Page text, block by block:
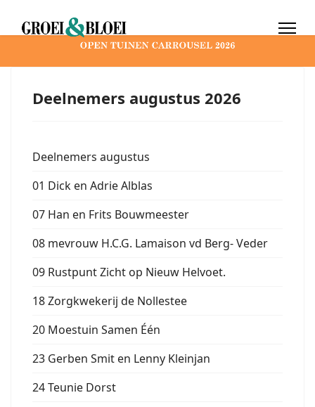
Deelnemers augustus 2026
Deelnemers augustus
01 Dick en Adrie Alblas
07 Han en Frits Bouwmeester
08 mevrouw H.C.G. Lamaison vd Berg- Veder
09 Rustpunt Zicht op Nieuw Helvoet.
18 Zorgkwekerij de Nollestee
20 Moestuin Samen Één
23 Gerben Smit en Lenny Kleinjan
24 Teunie Dorst